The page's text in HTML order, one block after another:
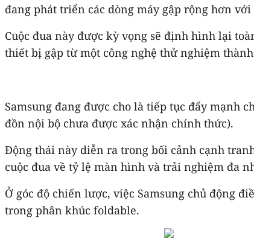
đang phát triển các dòng máy gập rộng hơn
Cuộc đua này được kỳ vọng sẽ định hình lại
thiết bị gập từ một công nghệ thử nghiệm
Samsung đang được cho là tiếp tục đẩy mạnh
đồn nội bộ chưa được xác nhận chính thức).
Động thái này diễn ra trong bối cảnh cạnh
cuộc đua về tỷ lệ màn hình và trải nghiệm đa
Ở góc độ chiến lược, việc Samsung chủ động
trong phân khúc foldable.